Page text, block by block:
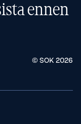
ennen
© SOK 2026